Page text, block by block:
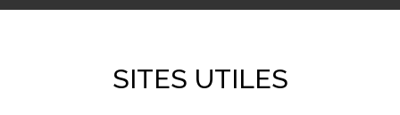
SITES UTILES